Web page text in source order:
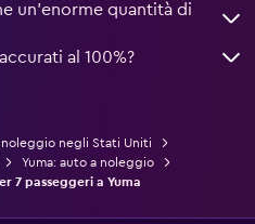
un’enorme quantità di
al 100%?
negli Stati Uniti
Yuma: auto a noleggio
7 passeggeri a Yuma